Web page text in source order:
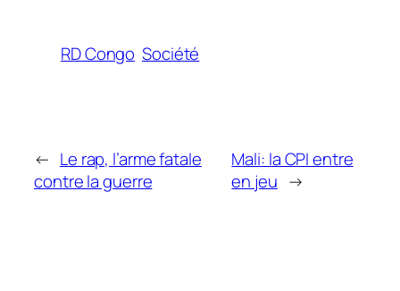
RD Congo Société
← Le rap, l’arme fatale
contre la guerre
Mali: la CPI entre
en jeu →